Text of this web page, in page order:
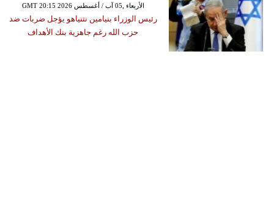
GMT 20:15 2026 الأربعاء ,05 آب / أغسطس
رئيس الوزراء بنيامين نتنياهو يؤجل ضربات ضد
حزب الله رغم جاهزية بنك الأهداف